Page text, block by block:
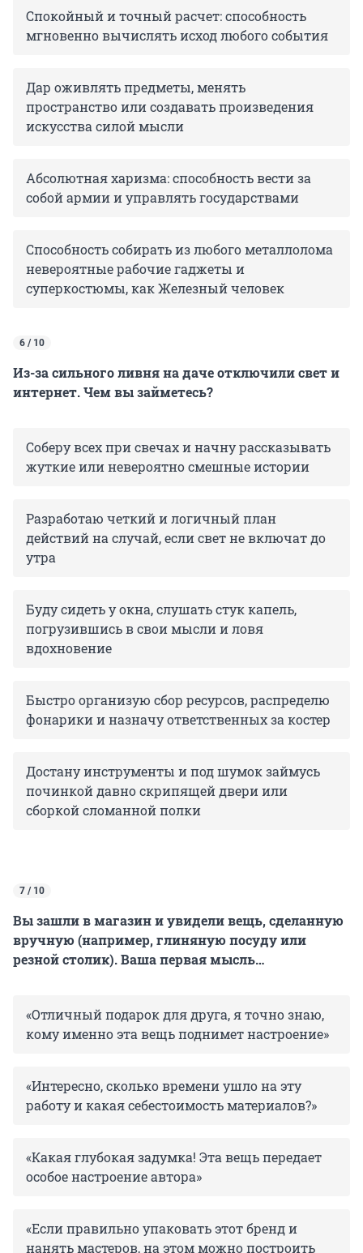
Спокойный и точный расчет: способность
мгновенно вычислять исход любого события
Дар оживлять предметы, менять
пространство или создавать произведения
искусства силой мысли
Абсолютная харизма: способность вести за
собой армии и управлять государствами
Способность собирать из любого металлолома
невероятные рабочие гаджеты и
суперкостюмы, как Железный человек
6 / 10
Из-за сильного ливня на даче отключили свет и
интернет. Чем вы займетесь?
Соберу всех при свечах и начну рассказывать
жуткие или невероятно смешные истории
Разработаю четкий и логичный план
действий на случай, если свет не включат до
утра
Буду сидеть у окна, слушать стук капель,
погрузившись в свои мысли и ловя
вдохновение
Быстро организую сбор ресурсов, распределю
фонарики и назначу ответственных за костер
Достану инструменты и под шумок займусь
починкой давно скрипящей двери или
сборкой сломанной полки
7 / 10
Вы зашли в магазин и увидели вещь, сделанную
вручную (например, глиняную посуду или
резной столик). Ваша первая мысль…
«Отличный подарок для друга, я точно знаю,
кому именно эта вещь поднимет настроение»
«Интересно, сколько времени ушло на эту
работу и какая себестоимость материалов?»
«Какая глубокая задумка! Эта вещь передает
особое настроение автора»
«Если правильно упаковать этот бренд и
нанять мастеров, на этом можно построить